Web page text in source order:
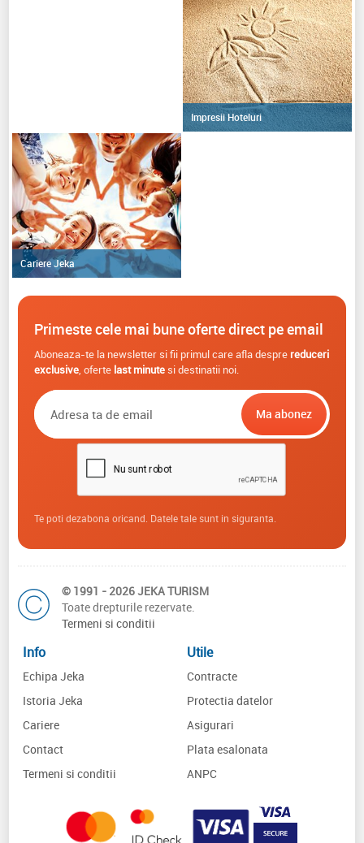
Impresii Hoteluri
Cariere Jeka
Primeste cele mai bune oferte direct pe email
Aboneaza-te la newsletter si fii primul care afla despre reduceri
exclusive, oferte last minutesi destinatii noi.
Te poti dezabona oricand. Datele tale sunt in siguranta.
© 1991 - 2026 JEKA TURISM
Toate drepturile rezervate.
Termeni si conditii
Info
Echipa Jeka
Istoria Jeka
Cariere
Contact
Termeni si conditii
Utile
Contracte
Protectia datelor
Asigurari
Plata esalonata
ANPC